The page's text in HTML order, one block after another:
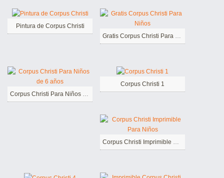
Pintura de Corpus Christi
Corpus Christi 1
Corpus Christi Imprimible Para Niños